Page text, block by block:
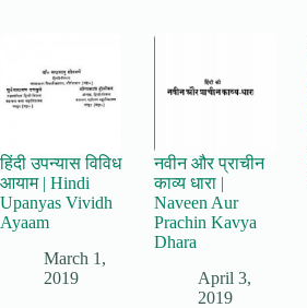
हिंदी उपन्यास विविध
आयाम | Hindi
Upanyas Vividh
Ayaam
March 1,
2019
नवीन और प्राचीन
काव्य धारा |
Naveen Aur
Prachin Kavya
Dhara
April 3,
2019